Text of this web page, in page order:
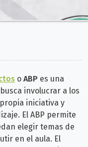
o ABP es una
involucrar a los
iniciativa y
El ABP permite
elegir temas de
en el aula. El